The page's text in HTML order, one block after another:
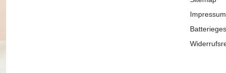
Impressum